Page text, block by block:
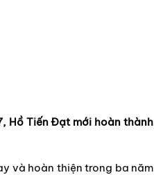
Hồ Tiến Đạt mới hoàn thành
và hoàn thiện trong ba năm